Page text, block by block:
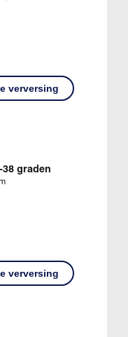
verversing
graden
verversing